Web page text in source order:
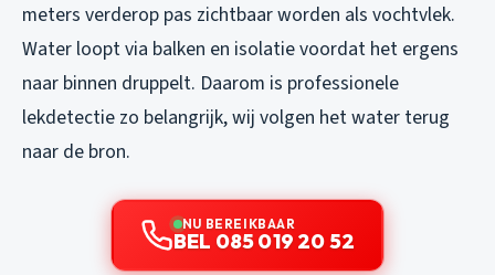
meters verderop pas zichtbaar worden als vochtvlek.
Water loopt via balken en isolatie voordat het ergens
naar binnen druppelt. Daarom is professionele
lekdetectie zo belangrijk, wij volgen het water terug
naar de bron.
NU BEREIKBAAR
BEL 085 019 20 52